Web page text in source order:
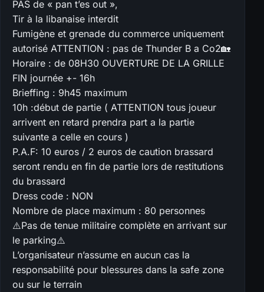
PAS de « pan t’es out »,
Tir à la libanaise interdit
Fumigène et grenade du commerce uniquement
autorisé ATTENTION : pas de Thunder B a Co2🏡
Horaire : de 08H30 OUVERTURE DE LA GRILLE
FIN journée +- 16h
Brieffing : 9h45 maximum
10h :début de partie ( ATTENTION tous joueur
arrivent en retard prendra part a la partie
suivante a celle en cours )
P.A.F: 10 euros / 2 euros de caution brassard
seront rendu en fin de partie lors de restitutions
du brassard
Dress code : NON
Nombre de place maximum : 80 personnes
⚠️Pas de tenue militaire complète en arrivant sur
le parking⚠️
L’organisateur n’assume en aucun cas la
responsabilité pour blessures dans la safe zone
ou sur le terrain